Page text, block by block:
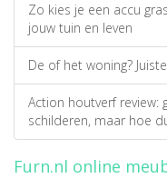
Zo kies je een accu
jouw tuin en leven
De of het woning?
Action houtverf review:
schilderen, maar hoe
Furn.nl online